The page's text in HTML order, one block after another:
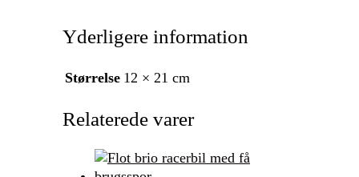
Yderligere information
Størrelse 12 × 21 cm
Relaterede varer